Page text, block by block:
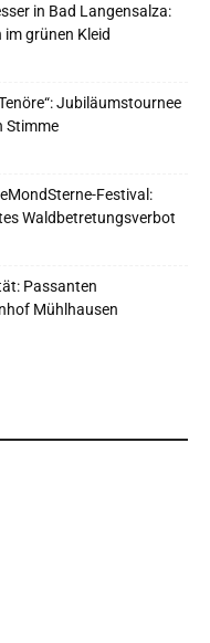
in Bad Langensalza:
grünen Kleid
Jubiläumstournee
Stimme
Festival:
Waldbetretungsverbot
Passanten
Mühlhausen